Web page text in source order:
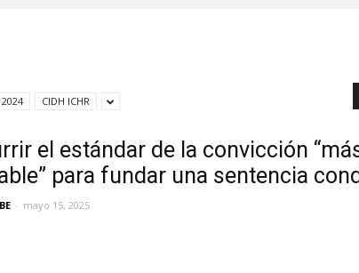
CIDH ICHR
el estándar de la convicción
para fundar una sentencia
- mayo 15, 2025